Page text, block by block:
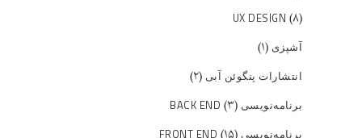
UX DESIGN (۸)
آشپزی (۱)
انتشارات پنگوئن آبی (۲)
برنامه‌نویسی BACK END (۳)
برنامه‌نویسی FRONT END